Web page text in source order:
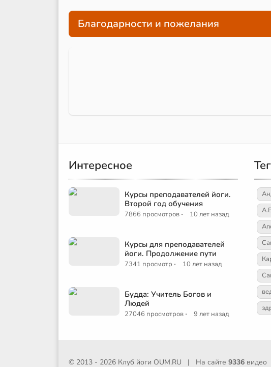
Благодарности и пожелания
Интересное
Курсы преподавателей йоги.
Второй год обучения
7866 просмотров · 10 лет назад
Курсы для преподавателей
йоги. Продолжение пути
7341 просмотр · 10 лет назад
Будда: Учитель Богов и
Людей
27046 просмотров · 9 лет назад
© 2013 - 2026 Клуб йоги OUM.RU | На сайте 9336 видео